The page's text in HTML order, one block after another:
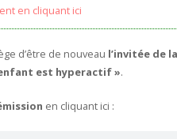
en cliquant ici
d’être de nouveau l’invitée de
est hyperactif ».
en cliquant ici :